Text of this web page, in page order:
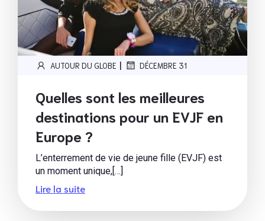
AUTOUR DU GLOBE | DÉCEMBRE 31
Quelles sont les meilleures
destinations pour un EVJF en
Europe ?
L’enterrement de vie de jeune fille (EVJF) est
un moment unique,[…]
Lire la suite